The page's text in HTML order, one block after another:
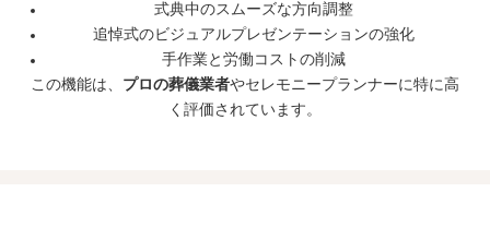
式典中のスムーズな方向調整
追悼式のビジュアルプレゼンテーションの強化
手作業と労働コストの削減
この機能は、 プロの葬儀業者やセレモニープランナーに特に高
く評価されています。